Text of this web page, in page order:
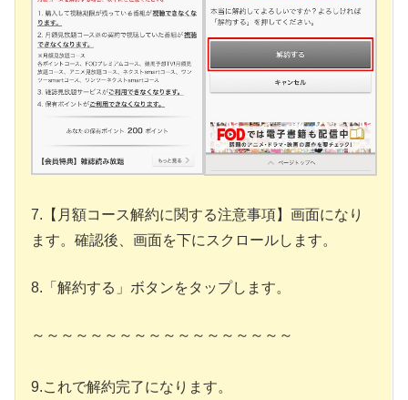
7.【月額コース解約に関する注意事項】画面になり
ます。確認後、画面を下にスクロールします。
8.「解約する」ボタンをタップします。
～～～～～～～～～～～～～～～～～～
9.これで解約完了になります。